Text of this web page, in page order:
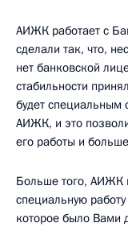
АИЖК работает с
сделали так, что,
нет банковской
стабильности
будет специальным
АИЖК, и это
его работы и
Больше того, АИЖК
специальную
которое было Вами